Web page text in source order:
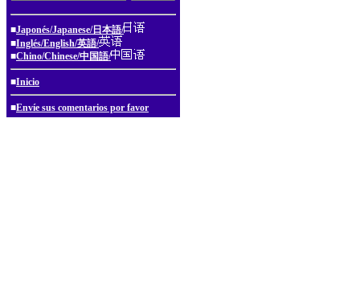
■Japonés/Japanese/日本語/
■Inglés/English/英語/
■Chino/Chinese/中国語/
■Inicio
■Envíe sus comentarios por favor